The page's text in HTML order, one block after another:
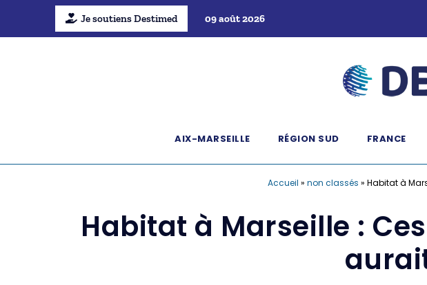
Je soutiens Destimed 09 août 2026
AIX-MARSEILLE RÉGION SUD FRANCE
Accueil » non classés » Habitat à
Habitat à Marseille :